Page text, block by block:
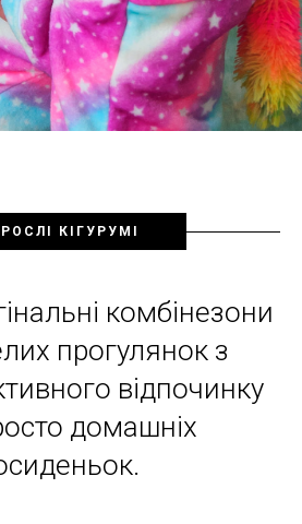
КІГУРУМІ
комбінезони
прогулянок з
відпочинку
домашніх